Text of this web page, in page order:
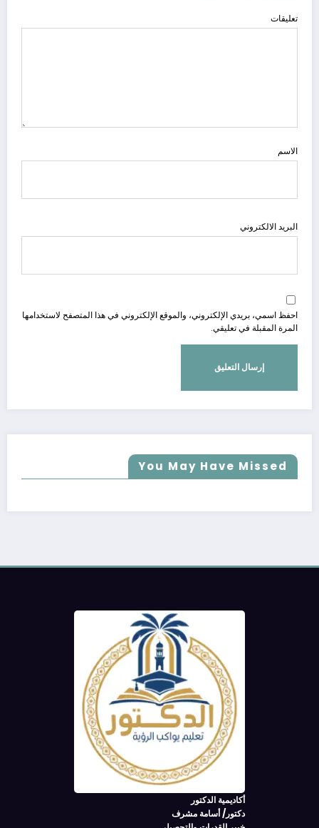
تعليقات
الاسم
البريد الالكتروني
احفظ اسمي، بريدي الإلكتروني، والموقع الإلكتروني في هذا المتصفح لاستخدامها
المرة المقبلة في تعليقي.
You May Have Missed
أكاديمية الدكتور
دكتور/ أسامة مشرف